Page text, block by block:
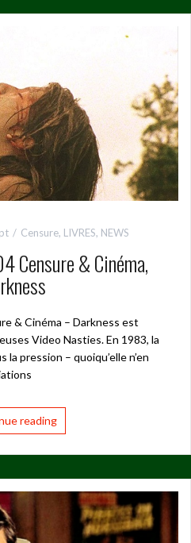
Censure, LIVRES, NEWS
Censure & Cinéma,
& Cinéma – Darkness est
Video Nasties. En 1983, la
la pression – quoiqu’elle n’en
reading